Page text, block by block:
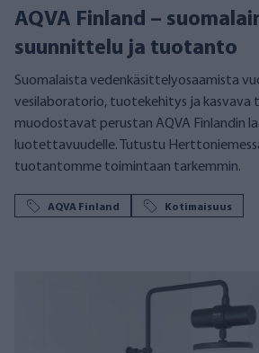
AQVA Finland –
suunnittelu ja tuotanto
Suomalaista vedenkäsittelyosaamista
vesilaboratorio, tuotekehitys ja kasvava
muodostavat perustan AQVA Finlandin
luotettavuudelle. Tutustu
tuotantomme toimintaan tarkemmin.
AQVA Finland Kotimaisuus